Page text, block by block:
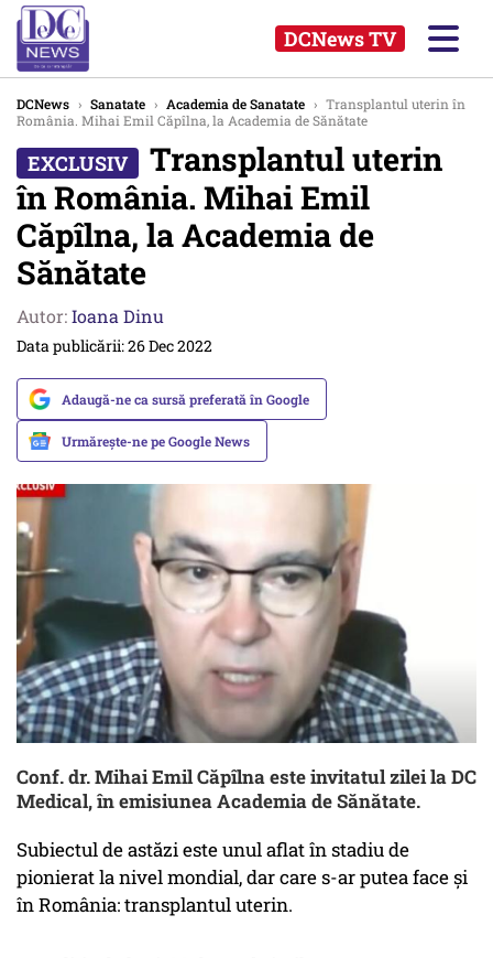
DCNews TV
DCNews › Sanatate › Academia de Sanatate › Transplantul uterin în
România. Mihai Emil Căpîlna, la Academia de Sănătate
Transplantul uterin
în România. Mihai Emil
Căpîlna, la Academia de
Sănătate
Autor:Ioana Dinu
Data publicării: 26 Dec 2022
Adaugă-ne ca sursă preferată în Google
Urmărește-ne pe Google News
Conf. dr. Mihai Emil Căpîlna este invitatul zilei la DC
Medical, în emisiunea Academia de Sănătate.
Subiectul de astăzi este unul aflat în stadiu de
pionierat la nivel mondial, dar care s-ar putea face și
în România: transplantul uterin.